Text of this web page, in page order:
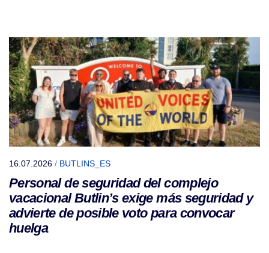
16.07.2026 / BUTLINS_ES
Personal de seguridad del complejo
vacacional Butlin’s exige más seguridad y
advierte de posible voto para convocar
huelga